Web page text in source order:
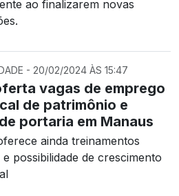
ao finalizarem novas
- 20/02/2024 ÀS 15:47
vagas de emprego
de patrimônio e
portaria em Manaus
ainda treinamentos
possibilidade de crescimento